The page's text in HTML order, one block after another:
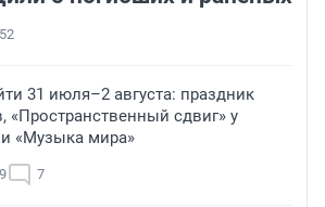
31 июля–2 августа: праздник
«Пространственный сдвиг» у
«Музыка мира»
7